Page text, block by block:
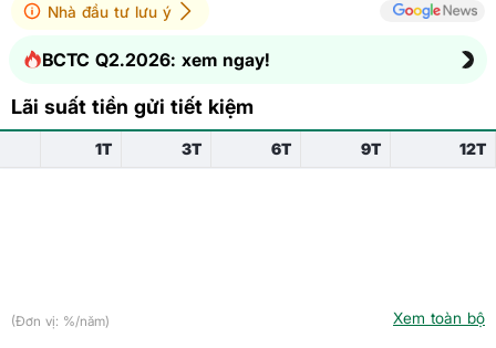
Nhà đầu tư lưu ý
BCTC Q2.2026: xem ngay!
Lãi suất tiền gửi tiết kiệm
1T 3T 6T 9T 12T
(Đơn vị: %/năm) Xem toàn bộ